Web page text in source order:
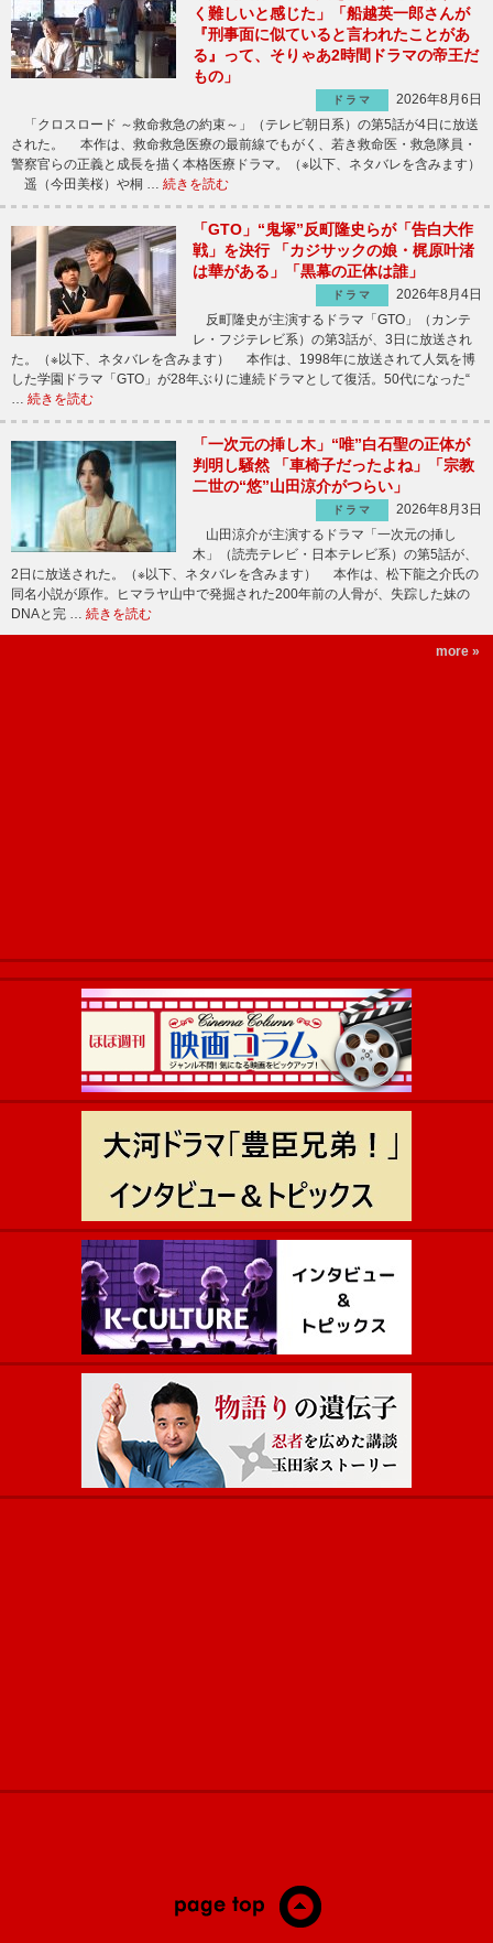
く難しいと感じた」「船越英一郎さんが
『刑事面に似ていると言われたことがあ
る』って、そりゃあ2時間ドラマの帝王だ
もの」
ドラマ
2026年8月6日
「クロスロード ～救命救急の約束～」（テレビ朝日系）の第5話が4日に放送
された。 本作は、救命救急医療の最前線でもがく、若き救命医・救急隊員・
警察官らの正義と成長を描く本格医療ドラマ。（※以下、ネタバレを含みます）
遥（今田美桜）や桐 … 続きを読む
「GTO」“鬼塚”反町隆史らが「告白大作
戦」を決行 「カジサックの娘・梶原叶渚
は華がある」「黒幕の正体は誰」
ドラマ
2026年8月4日
反町隆史が主演するドラマ「GTO」（カンテ
レ・フジテレビ系）の第3話が、3日に放送され
た。（※以下、ネタバレを含みます） 本作は、1998年に放送されて人気を博
した学園ドラマ「GTO」が28年ぶりに連続ドラマとして復活。50代になった“
… 続きを読む
「一次元の挿し木」“唯”白石聖の正体が
判明し騒然 「車椅子だったよね」「宗教
二世の“悠”山田涼介がつらい」
ドラマ
2026年8月3日
山田涼介が主演するドラマ「一次元の挿し
木」（読売テレビ・日本テレビ系）の第5話が、
2日に放送された。（※以下、ネタバレを含みます） 本作は、松下龍之介氏の
同名小説が原作。ヒマラヤ山中で発掘された200年前の人骨が、失踪した妹の
DNAと完 … 続きを読む
more »